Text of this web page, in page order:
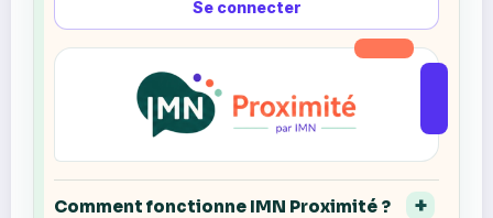
Se connecter
Comment fonctionne IMN Proximité ?